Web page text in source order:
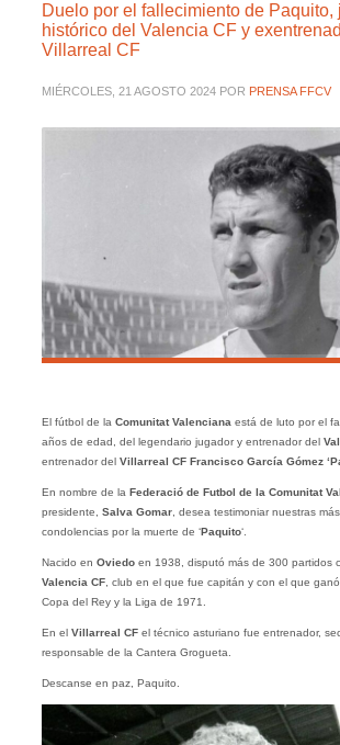
Duelo por el fallecimiento de Paquito,
histórico del Valencia CF y
Villarreal CF
MIÉRCOLES, 21 AGOSTO 2024 POR PRENSA FFCV
El fútbol de la Comunitat Valenciana está de luto por el
años de edad, del legendario jugador y entrenador del
entrenador del Villarreal CF Francisco García Gómez
En nombre de la Federació de Futbol de la Comunitat
presidente,
Salva Gomar, desea testimoniar nuestras
condolencias por la muerte de ‘Paquito‘.
Nacido en Oviedoen 1938, disputó más de 300 partidos
Valencia CF, club en el que fue capitán y con el que
Copa del Rey y la Liga de 1971.
En el Villarreal CFel técnico asturiano fue entrenador,
responsable de la Cantera Grogueta.
Descanse en paz, Paquito.